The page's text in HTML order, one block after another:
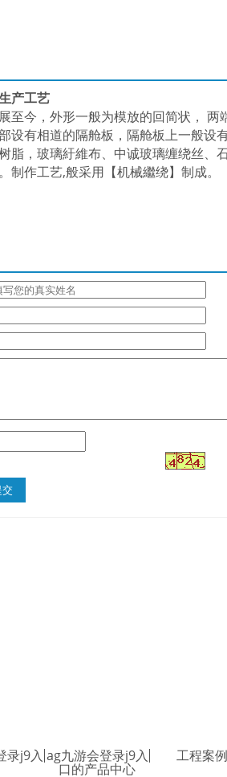
产工艺
今，外形一般为模放的回简状， 两
设有相道的隔舱板，隔舱板上一般设
脂，玻璃紆維布、中诚玻璃缠绕丝、
制作工艺,般采用【机械繼绕】制成。
录j9入 ag九游会登录j9入
口的产品中心
工程案例